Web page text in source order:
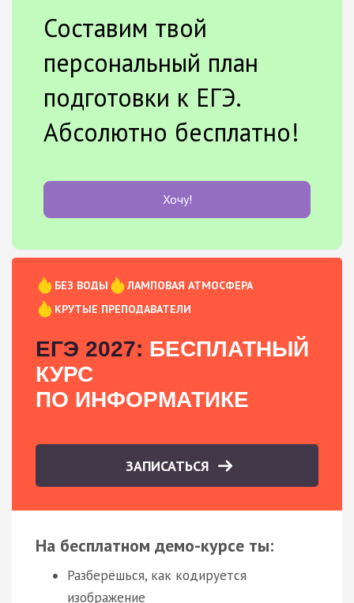
Составим твой
персональный план
подготовки к ЕГЭ.
Абсолютно бесплатно!
Хочу!
БЕЗ ВОДЫ
ЛАМПОВАЯ АТМОСФЕРА
КРУТЫЕ ПРЕПОДАВАТЕЛИ
ЕГЭ 2027: БЕСПЛАТНЫЙ
КУРС
ПО ИНФОРМАТИКЕ
ЗАПИСАТЬСЯ
На бесплатном демо-курсе ты:
Разберёшься, как кодируется
изображение